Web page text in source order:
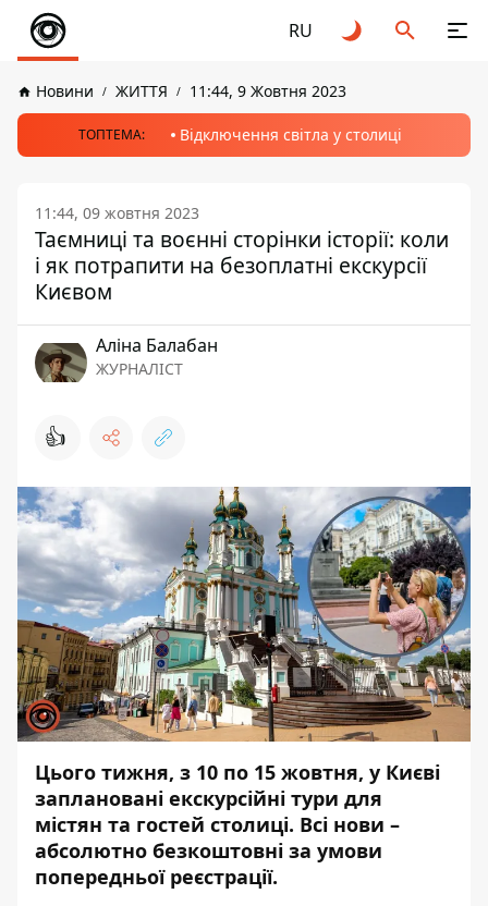
RU
Новини ЖИТТЯ 11:44, 9 Жовтня 2023
ТОПТЕМА: Відключення світла у столиці
11:44, 09 жовтня 2023
Таємниці та воєнні сторінки історії: коли
і як потрапити на безоплатні екскурсії
Києвом
Аліна Балабан
ЖУРНАЛІСТ
👍
Цього тижня, з 10 по 15 жовтня, у Києві
заплановані екскурсійні тури для
містян та гостей столиці. Всі нови –
абсолютно безкоштовні за умови
попередньої реєстрації.